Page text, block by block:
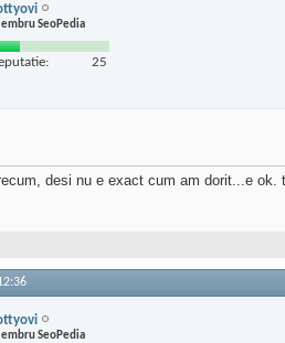
SeoPedia
25
desi nu e exact cum am dorit...e ok.
SeoPedia